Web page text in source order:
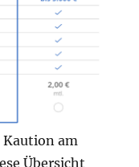
Kaution am
Übersicht